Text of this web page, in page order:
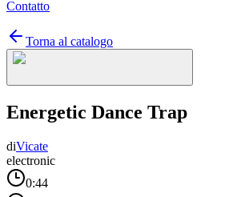
Contatto
Torna al catalogo
Energetic Dance Trap
diVicate
electronic
0:44